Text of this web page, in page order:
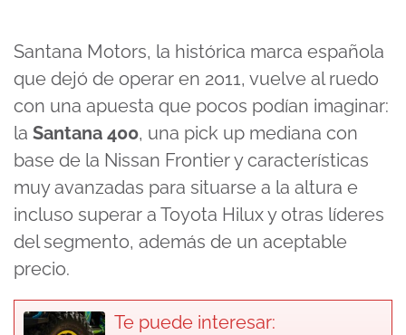
Santana Motors, la histórica marca española
que dejó de operar en 2011, vuelve al ruedo
con una apuesta que pocos podían imaginar:
la Santana 400, una pick up mediana con
base de la Nissan Frontier y características
muy avanzadas para situarse a la altura e
incluso superar a Toyota Hilux y otras líderes
del segmento, además de un aceptable
precio.
Te puede interesar: